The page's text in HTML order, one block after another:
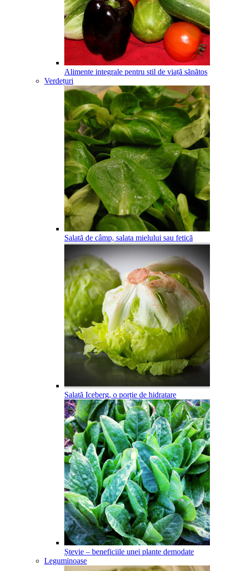
Alimente integrale pentru stil de viață sănătos
Verdețuri
Salată de câmp, salata mielului sau fetică
Salată Iceberg, o porție de hidratare
Ștevie – beneficiile unei plante demodate
Leguminoase